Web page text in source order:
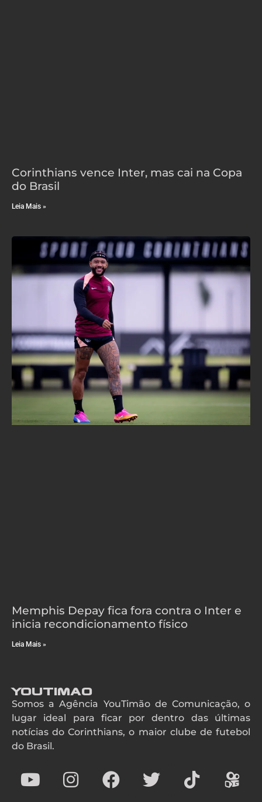
Corinthians vence Inter, mas cai na Copa
do Brasil
Leia Mais »
Memphis Depay fica fora contra o Inter e
inicia recondicionamento físico
Leia Mais »
YouTimao
Somos a Agência YouTimão de Comunicação, o
lugar ideal para ficar por dentro das últimas
notícias do Corinthians, o maior clube de futebol
do Brasil.